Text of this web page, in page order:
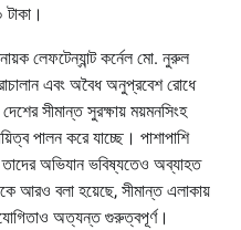
লেফটেন্যান্ট কর্নেল মো. নুরুল
এবং অবৈধ অনুপ্রবেশ রোধে
সীমান্ত সুরক্ষায় ময়মনসিংহ
পালন করে যাচ্ছে। পাশাপাশি
অভিযান ভবিষ্যতেও অব্যাহত
আরও বলা হয়েছে, সীমান্ত এলাকায়
অত্যন্ত গুরুত্বপূর্ণ।